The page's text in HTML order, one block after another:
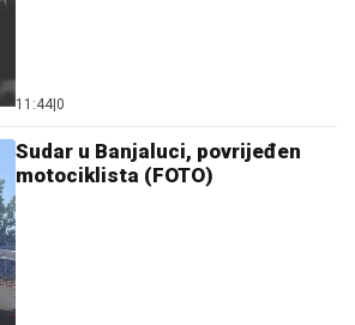
11:44 0
Sudar u Banjaluci, povrijeđen
motociklista (FOTO)